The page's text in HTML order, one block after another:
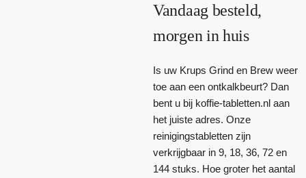
Vandaag besteld,
morgen in huis
Is uw Krups Grind en Brew weer
toe aan een ontkalkbeurt? Dan
bent u bij koffie-tabletten.nl aan
het juiste adres. Onze
reinigingstabletten zijn
verkrijgbaar in 9, 18, 36, 72 en
144 stuks. Hoe groter het aantal